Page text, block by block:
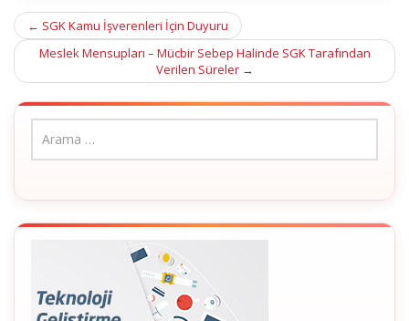
Post
navigation
← SGK Kamu İşverenleri İçin Duyuru
Meslek Mensupları – Mücbir Sebep Halinde SGK Tarafından
Verilen Süreler →